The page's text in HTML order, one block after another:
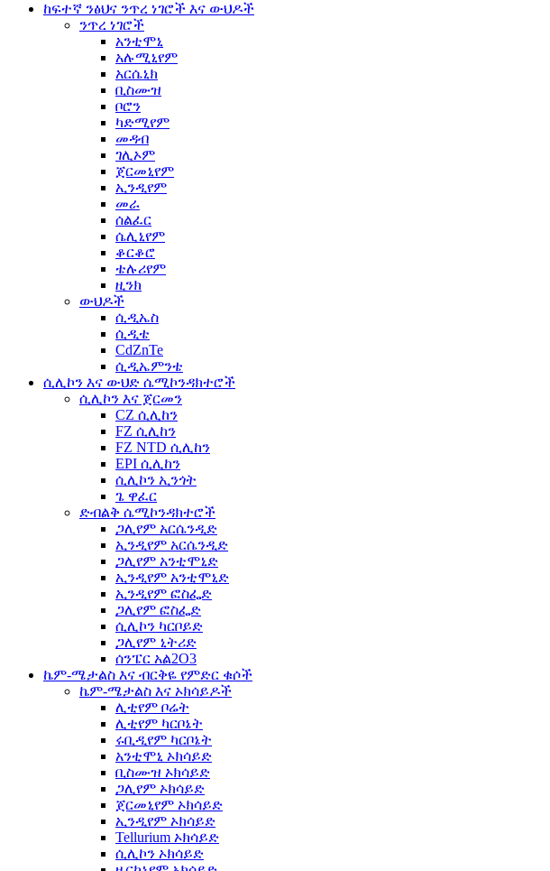
ከፍተኛ ንፅህና ንጥረ ነገሮች እና ውህዶች
ንጥረ ነገሮች
አንቲሞኒ
አሉሚኒየም
አርሴኒክ
ቢስሙዝ
ቦሮን
ካድሚየም
መዳብ
ገሊኦም
ጀርመኒየም
ኢንዲየም
መራ
ሰልፈር
ሴሊኒየም
ቆርቆሮ
ቴሉሪየም
ዚንክ
ውህዶች
ሲዲኤስ
ሲዲቴ
CdZnTe
ሲዲኤምንቴ
ሲሊኮን እና ውህድ ሴሚኮንዳክተሮች
ሲሊኮን እና ጀርመን
CZ ሲሊከን
FZ ሲሊከን
FZ NTD ሲሊከን
EPI ሲሊከን
ሲሊኮን ኢንጎት
ጌ ዋፈር
ድብልቅ ሴሚኮንዳክተሮች
ጋሊየም አርሴንዲድ
ኢንዲየም አርሴንዲድ
ጋሊየም አንቲሞኒድ
ኢንዲየም አንቲሞኒድ
ኢንዲየም ፎስፌድ
ጋሊየም ፎስፌድ
ሲሊኮን ካርቦይድ
ጋሊየም ኒትሪድ
ሰንፔር አል2O3
ኬም-ሜታልስ እና ብርቅዬ የምድር ቁሶች
ኬም-ሜታልስ እና ኦክሳይዶች
ሊቲየም ቦሬት
ሊቲየም ካርቦኔት
ሩቢዲየም ካርቦኔት
አንቲሞኒ ኦክሳይድ
ቢስሙዝ ኦክሳይድ
ጋሊየም ኦክሳይድ
ጀርመኒየም ኦክሳይድ
ኢንዲየም ኦክሳይድ
Tellurium ኦክሳይድ
ሲሊኮን ኦክሳይድ